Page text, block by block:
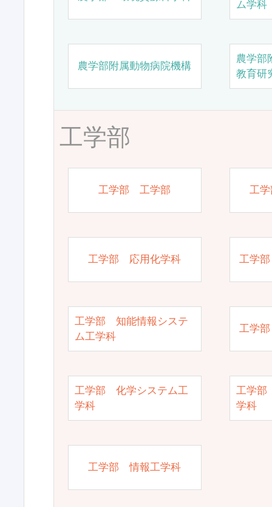
ム学科
農学部附属動物病院機構
農学部
教育研
工学部
工学部 工学部 工
工学部 応用化学科 工学
工学部 知能情報システ
ム工学科
工学
工学部 化学システム工
学科
工学部
学科
工学部 情報工学科